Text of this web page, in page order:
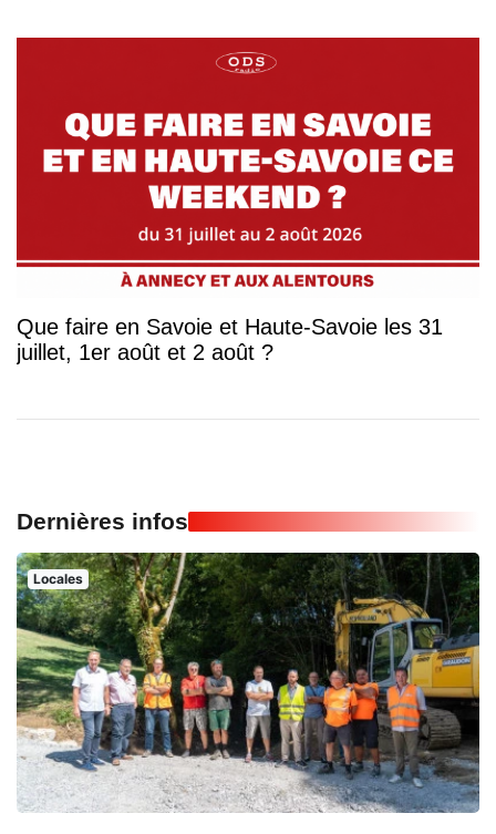
Que faire en Savoie et Haute-Savoie les 31
juillet, 1er août et 2 août ?
Dernières infos
Locales